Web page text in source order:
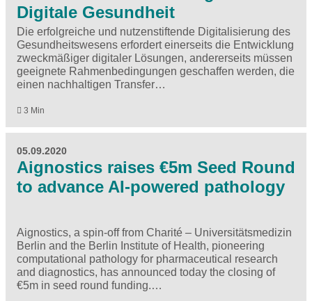
Digitale Gesundheit
Die erfolgreiche und nutzenstiftende Digitalisierung des
Gesundheitswesens erfordert einerseits die Entwicklung
zweckmäßiger digitaler Lösungen, andererseits müssen
geeignete Rahmenbedingungen geschaffen werden, die
einen nachhaltigen Transfer…
3 Min
05.09.2020
Aignostics raises €5m Seed Round
to advance AI-powered pathology
Aignostics, a spin-off from Charité – Universitätsmedizin
Berlin and the Berlin Institute of Health, pioneering
computational pathology for pharmaceutical research
and diagnostics, has announced today the closing of
€5m in seed round funding.…